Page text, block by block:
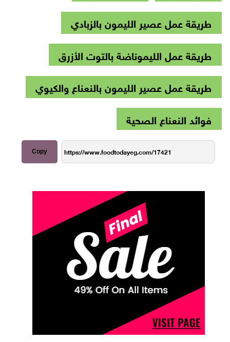
طريقة عمل عصير الليمون بالزبادي
طريقة عمل الليموناضة بالتوت الأزرق
طريقة عمل عصير الليمون بالنعناع والكيوي
فوائد النعناع الصحية
Copy